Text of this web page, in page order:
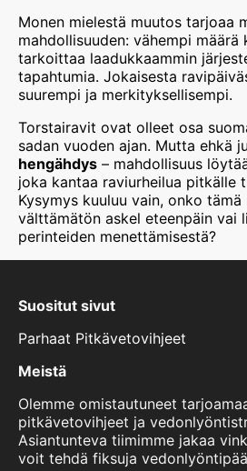
Monen mielestä muutos tarjoaa
mahdollisuuden: vähempi määrä
tarkoittaa laadukkaammin
tapahtumia. Jokaisesta
suurempi ja merkityksellisempi.
Torstairavit ovat olleet osa
sadan vuoden ajan. Mutta ehkä
hengähdys – mahdollisuus
joka kantaa raviurheilua pitkälle
Kysymys kuuluu vain, onko
välttämätön askel eteenpäin vai
perinteiden menettämisestä?
Suositut sivut
Parhaat Pitkävetovihjeet
Meistä
Olemme omistautuneet
pitkävetovihjeet ja
Asiantunteva tiimimme jakaa
voit tehdä fiksuja